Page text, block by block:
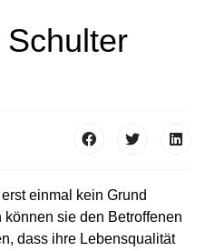
einmal kein Grund
sie den Betroffenen
dass ihre Lebensqualität